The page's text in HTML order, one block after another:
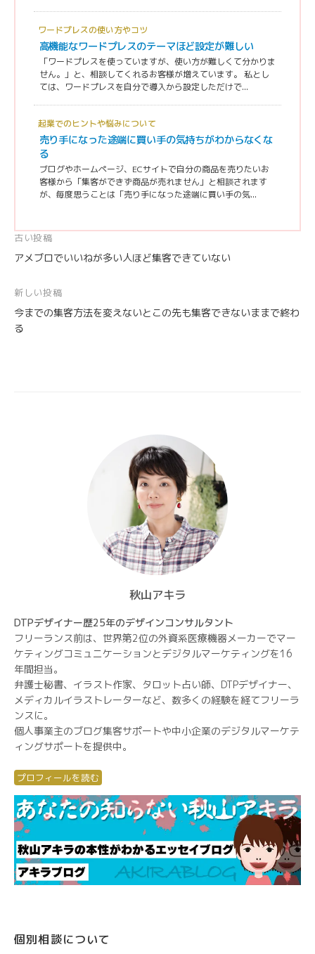
ワードプレスの使い方やコツ
高機能なワードプレスのテーマほど設定が難しい
「ワードプレスを使っていますが、使い方が難しくて分かりま
せん。」と、相談してくれるお客様が増えています。 私とし
ては、ワードプレスを自分で導入から設定しただけで...
起業でのヒントや悩みについて
売り手になった途端に買い手の気持ちがわからなくな
る
ブログやホームページ、ECサイトで自分の商品を売りたいお
客様から「集客ができず商品が売れません」と相談されます
が、毎度思うことは「売り手になった途端に買い手の気...
投
稿
ナ
ビ
ゲ
古い投稿
アメブロでいいねが多い人ほど集客できていない
新しい投稿
今までの集客方法を変えないとこの先も集客できないままで終わ
る
秋山アキラ
DTPデザイナー歴25年のデザインコンサルタント
フリーランス前は、世界第2位の外資系医療機器メーカーでマー
ケティングコミュニケーションとデジタルマーケティングを16
年間担当。
弁護士秘書、イラスト作家、タロット占い師、DTPデザイナー、
メディカルイラストレーターなど、数多くの経験を経てフリーラ
ンスに。
個人事業主のブログ集客サポートや中小企業のデジタルマーケテ
ィングサポートを提供中。
プロフィールを読む
個別相談について